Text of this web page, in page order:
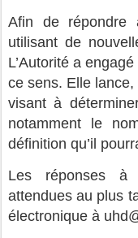
Afin de répondre
utilisant de
L’Autorité a
ce sens. Elle
visant à
notamment le
définition qu’il
Les réponses à
attendues au plus
électronique à